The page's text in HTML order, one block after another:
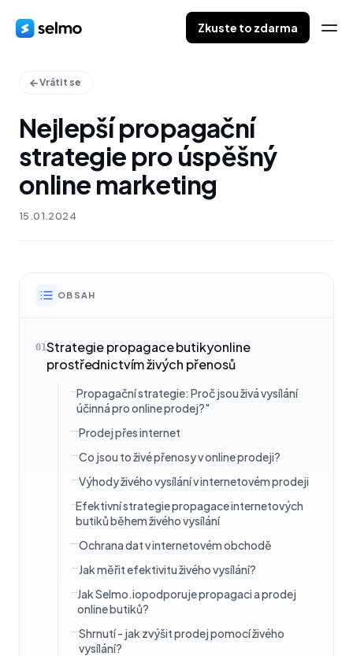
Zkuste to zdarma
Vrátit se
Nejlepší propagační
strategie pro úspěšný
online marketing
15.01.2024
OBSAH
01Strategie propagace butikyonline
prostřednictvím živých přenosů
Propagační strategie: Proč jsou živá vysílání
účinná pro online prodej?"
Prodej přes internet
Co jsou to živé přenosy v online prodeji?
Výhody živého vysílání v internetovém prodeji
Efektivní strategie propagace internetových
butiků během živého vysílání
Ochrana dat v internetovém obchodě
Jak měřit efektivitu živého vysílání?
Jak Selmo.iopodporuje propagaci a prodej
online butiků?
Shrnutí - jak zvýšit prodej pomocí živého
vysílání?